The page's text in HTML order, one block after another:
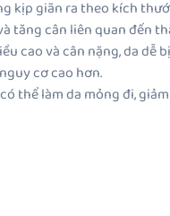
kịp giãn ra theo kích
tăng cân liên quan đến
cao và cân nặng, da dễ
cơ cao hơn.
thể làm da mỏng đi,